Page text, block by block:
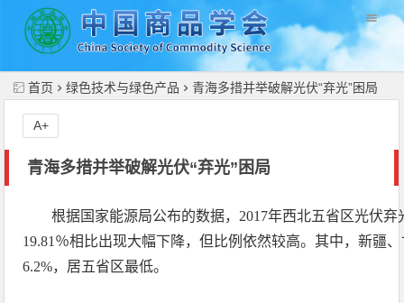
首页 绿色技术与绿色产品 青海多措并举破解光伏“弃光”困局
青海多措并举破解光伏“弃光”困局
A+
根据国家能源局公布的数据，2017年西北五省区光伏弃
19.81％相比出现大幅下降，但比例依然较高。其中，新疆
6.2%，居五省区最低。